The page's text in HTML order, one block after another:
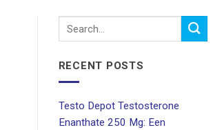
RECENT POSTS
Testo Depot Testosterone
Enanthate 250 Mg: Een